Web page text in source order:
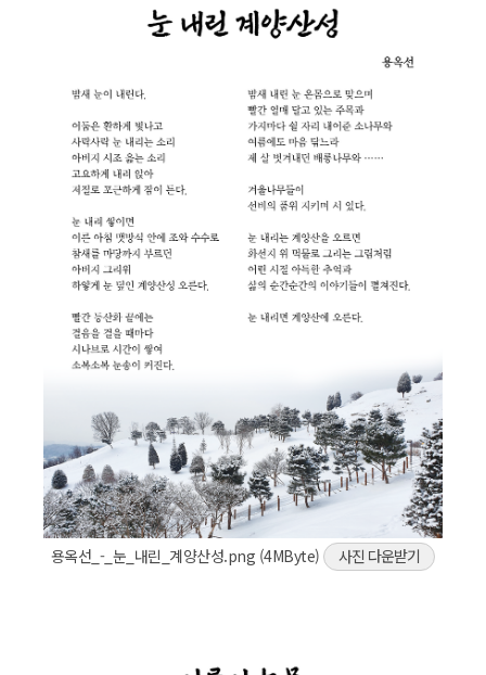
용옥선_-_눈_내린_계양산성.png (4MByte) 사진 다운받기